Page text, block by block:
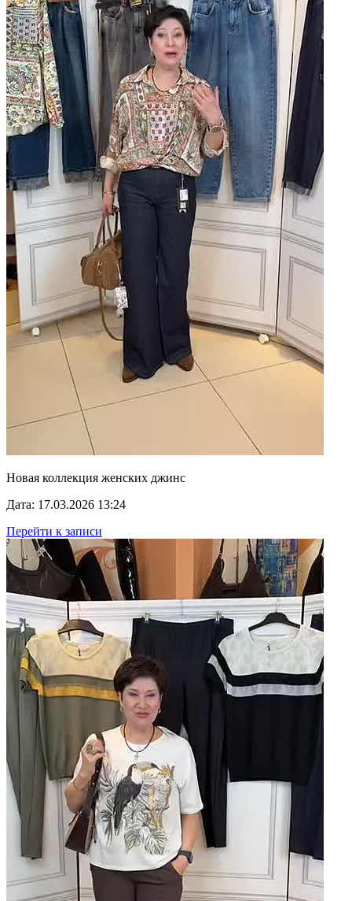
Новая коллекция женских джинс
Дата: 17.03.2026 13:24
Перейти к записи